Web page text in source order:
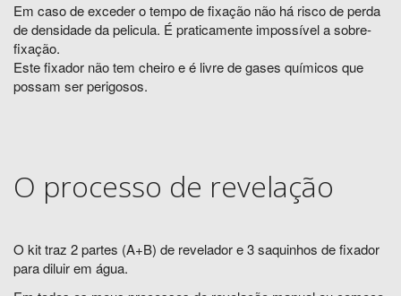
Em caso de exceder o tempo de fixação não há risco de perda
de densidade da pelicula. É praticamente impossível a sobre-
fixação.
Este fixador não tem cheiro e é livre de gases químicos que
possam ser perigosos.
O processo de revelação
O kit traz 2 partes (A+B) de revelador e 3 saquinhos de fixador
para diluir em água.